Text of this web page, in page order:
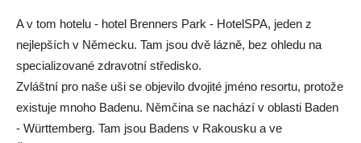
A v tom hotelu - hotel Brenners Park - HotelSPA, jeden z
nejlepších v Německu. Tam jsou dvě lázně, bez ohledu na
specializované zdravotní středisko.
Zvláštní pro naše uši se objevilo dvojité jméno resortu, protože
existuje mnoho Badenu. Němčina se nachází v oblasti Baden
- Württemberg. Tam jsou Badens v Rakousku a ve